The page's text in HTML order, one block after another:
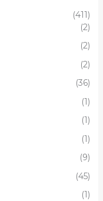
(411)
(2)
(2)
(2)
(36)
(1)
(1)
(1)
(9)
(45)
(1)